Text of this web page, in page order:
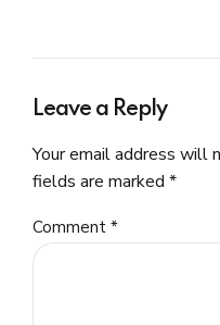
Leave a Reply
Your email address will
fields are marked *
Comment *